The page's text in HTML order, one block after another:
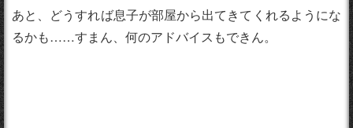
あと、どうすれば息子が部屋から出てきてくれるようにな
るかも……すまん、何のアドバイスもできん。